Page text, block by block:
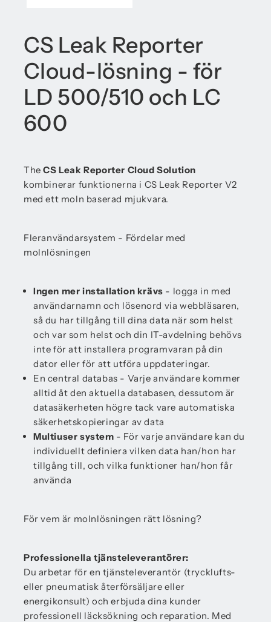
CS Leak Reporter
Cloud-lösning - för
LD 500/510 och LC
600
TheCS Leak Reporter Cloud Solution
kombinerar funktionerna i CS Leak Reporter V2
med ett moln baserad mjukvara.
Fleranvändarsystem - Fördelar med
molnlösningen
Ingen mer installation krävs - logga in med
användarnamn och lösenord via webbläsaren,
så du har tillgång till dina data när som helst
och var som helst och din IT-avdelning behövs
inte för att installera programvaran på din
dator eller för att utföra uppdateringar.
En central databas - Varje användare kommer
alltid åt den aktuella databasen, dessutom är
datasäkerheten högre tack vare automatiska
säkerhetskopieringar av data
Multiuser system - För varje användare kan du
individuellt definiera vilken data han/hon har
tillgång till, och vilka funktioner han/hon får
använda
För vem är molnlösningen rätt lösning?
Professionella tjänsteleverantörer:
Du arbetar för en tjänsteleverantör (trycklufts-
eller pneumatisk återförsäljare eller
energikonsult) och erbjuda dina kunder
professionell läcksökning och reparation. Med